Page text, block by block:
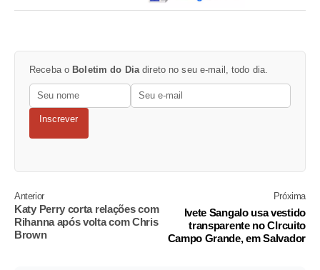
Receba o Boletim do Diadireto no seu e-mail, todo dia.
Inscrever
Anterior
Katy Perry corta relações com
Rihanna após volta com Chris
Brown
Próxima
Ivete Sangalo usa vestido
transparente no CIrcuito
Campo Grande, em Salvador